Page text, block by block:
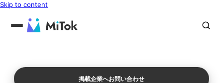
Skip to content
掲載企業へお問い合わせ